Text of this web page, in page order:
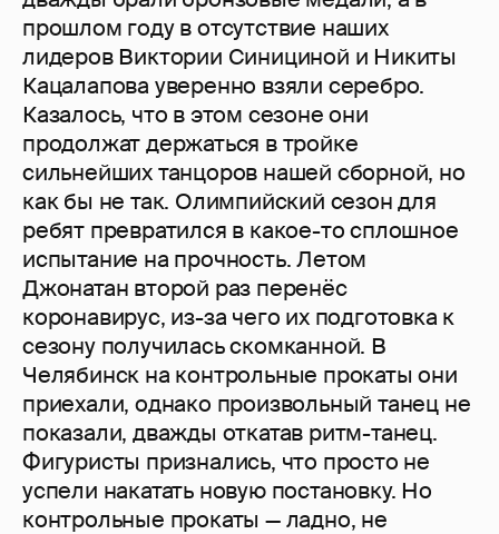
прошлом году в отсутствие наших
лидеров Виктории Синициной и Никиты
Кацалапова уверенно взяли серебро.
Казалось, что в этом сезоне они
продолжат держаться в тройке
сильнейших танцоров нашей сборной, но
как бы не так. Олимпийский сезон для
ребят превратился в какое-то сплошное
испытание на прочность. Летом
Джонатан второй раз перенёс
коронавирус, из-за чего их подготовка к
сезону получилась скомканной. В
Челябинск на контрольные прокаты они
приехали, однако произвольный танец не
показали, дважды откатав ритм-танец.
Фигуристы признались, что просто не
успели накатать новую постановку. Но
контрольные прокаты — ладно, не